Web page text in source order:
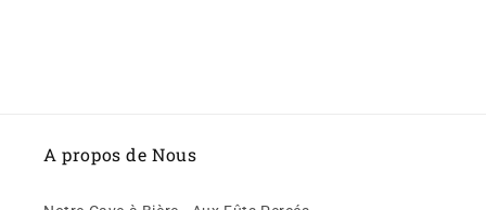
A propos de Nous